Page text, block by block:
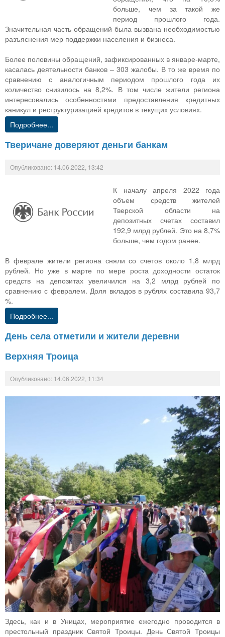
больше, чем за такой же
период прошлого года.
Значительная часть обращений была вызвана необходимостью
разъяснения мер поддержки населения и бизнеса.
Более половины обращений, зафиксированных в январе-марте,
касалась деятельности банков – 303 жалобы. В то же время по
сравнению с аналогичным периодом прошлого года их
количество снизилось на 8,2%. В том числе жители региона
интересовались особенностями предоставления кредитных
каникул и реструктуризацией кредитов в текущих условиях.
Подробнее...
Тверичане доверяют деньги банкам
Опубликовано: 14.06.2022, 13:42
К началу апреля 2022 года
объем средств жителей
Тверской области на
депозитных счетах составил
192,9 млрд рублей. Это на 8,7%
больше, чем годом ранее.
В феврале жители региона сняли со счетов около 1,8 млрд
рублей. Но уже в марте по мере роста доходности остаток
средств на депозитах увеличился на 3,2 млрд рублей по
сравнению с февралем. Доля вкладов в рублях составила 93,7
%.
Подробнее...
День села отметили и жители деревни
Верхняя Троица
Опубликовано: 14.06.2022, 11:34
Здесь, как и в Уницах, мероприятие ежегодно проводится в
престольный праздник Святой Троицы. День Святой Троицы